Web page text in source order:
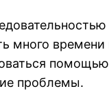
много времени
проблемы.